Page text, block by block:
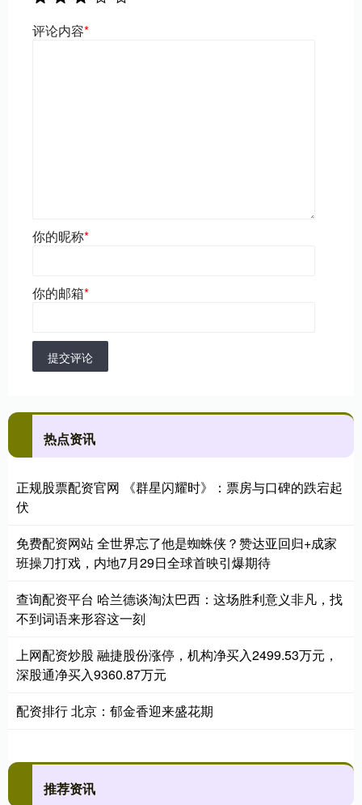
评论内容*
你的昵称*
你的邮箱*
提交评论
热点资讯
正规股票配资官网 《群星闪耀时》：票房与口碑的跌宕起
伏
免费配资网站 全世界忘了他是蜘蛛侠？赞达亚回归+成家
班操刀打戏，内地7月29日全球首映引爆期待
查询配资平台 哈兰德谈淘汰巴西：这场胜利意义非凡，找
不到词语来形容这一刻
上网配资炒股 融捷股份涨停，机构净买入2499.53万元，
深股通净买入9360.87万元
配资排行 北京：郁金香迎来盛花期
推荐资讯